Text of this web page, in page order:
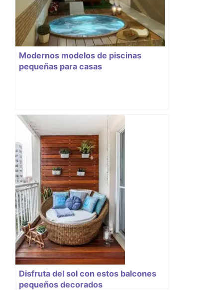
Modernos modelos de piscinas
pequeñas para casas
Disfruta del sol con estos balcones
pequeños decorados